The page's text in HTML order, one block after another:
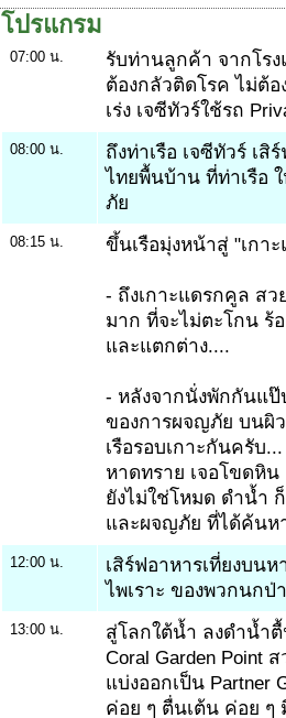
โปรแกรม
07:00 น.
รับท่านลูกค้า จากโรง
ต้องกลัวติดโรค ไม่ต้อ
เร่ง เจซีทัวร์ใช้รถ
08:00 น.
ถึงท่าเรือ เจซีทัวร์ เ
ไทยพื้นบ้าน ที่ท่าเรือ
ภัย
08:15 น. ขึ้นเรือมุ่งหน้าสู่ "เกา
- ถึงเกาะแดรกคูล สว
มาก ที่จะไม่ตะโกน ร้
และแตกต่าง....
- หลังจากนั่งพักกันแ
ของการผจญภัย บนผิ
เรือรอบเกาะกันครับ
หาดทราย เจอโขดหิน
ยังไม่ใช่โหมด ดำน้ำ
และผจญภัย ที่ได้ค้นห
12:00 น.
เสิร์ฟอาหารเที่ยงบน
ไพเราะ ของพวกนก
13:00 น.
สู่โลกใต้น้ำ ลงดำน้ำ
Coral Garden Point
แบ่งออกเป็น Partner
ค่อย ๆ ตื่นเต้น ค่อย ๆ